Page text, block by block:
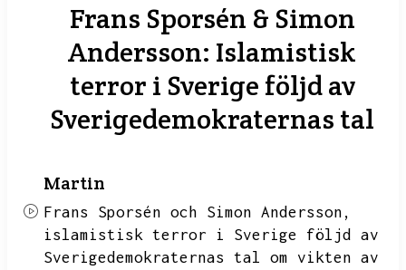
Frans Sporsén & Simon
Andersson: Islamistisk
terror i Sverige följd av
Sverigedemokraternas tal
Martin
Frans Sporsén och Simon Andersson,
islamistisk terror i Sverige följd av
Sverigedemokraternas tal om vikten av